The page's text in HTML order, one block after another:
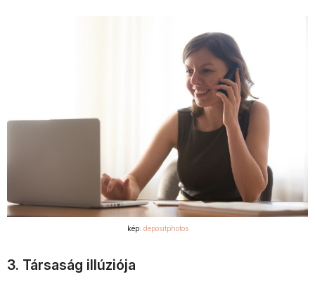
kép: depositphotos
3. Társaság illúziója